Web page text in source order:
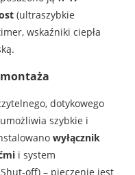
(ultraszybkie
wskaźniki ciepła
dotykowego
szybkie i
wyłącznik
i system
off) – pieczenie jest